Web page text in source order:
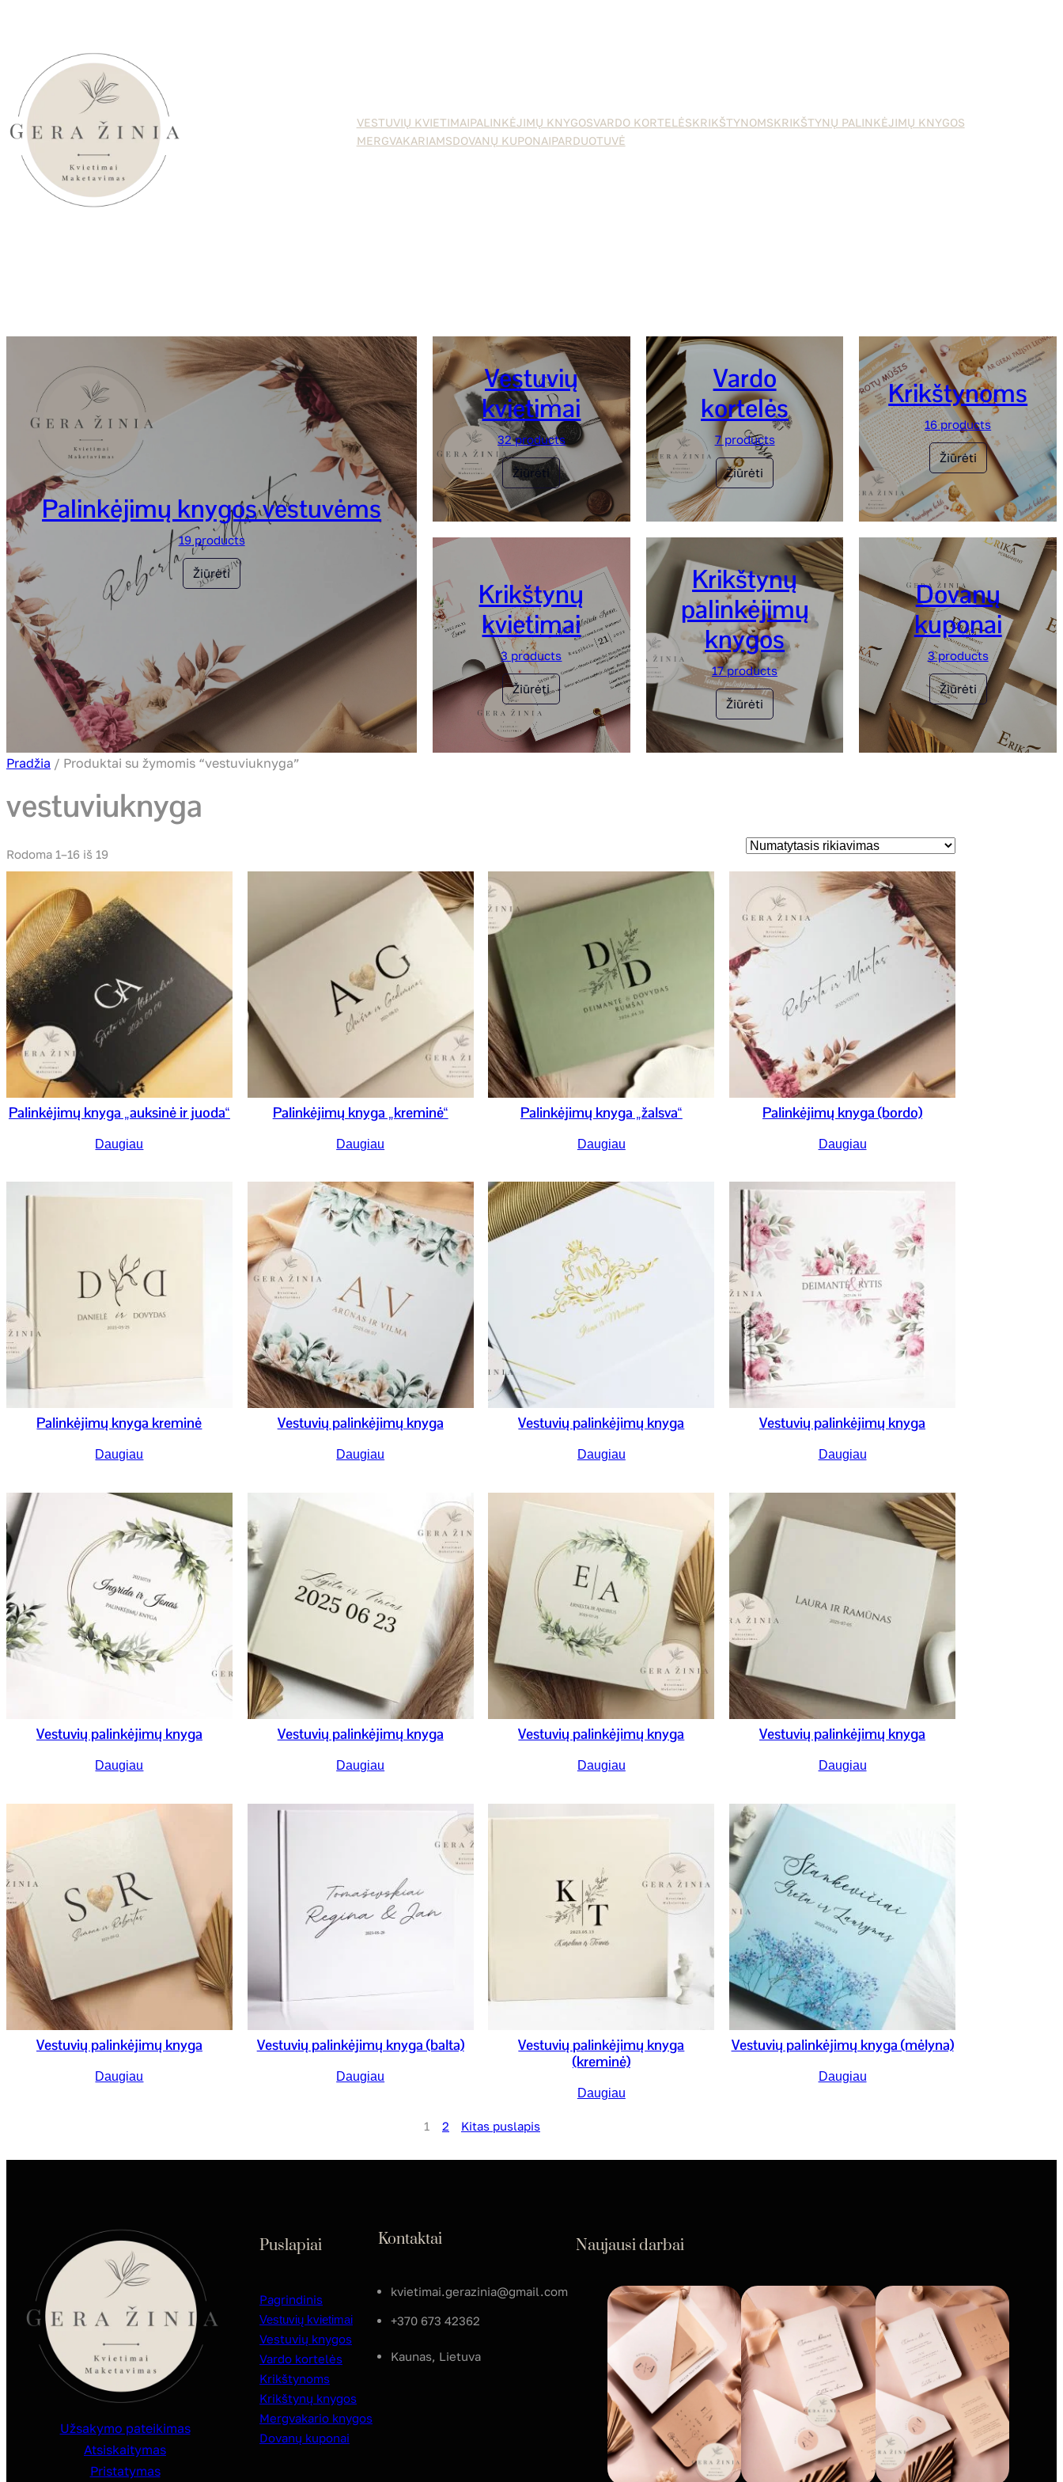
VESTUVIŲ KVIETIMAIPALINKĖJIMŲ KNYGOSVARDO KORTELĖSKRIKŠTYNOMSKRIKŠTYNŲ PALINKĖJIMŲ KNYGOS
MERGVAKARIAMSDOVANŲ KUPONAIPARDUOTUVĖ
Palinkėjimų knygos vestuvėms
19 products
Žiūrėti
Vestuvių
kvietimai
32 products
Žiūrėti
Vardo
kortelės
7 products
Žiūrėti
Krikštynoms
16 products
Žiūrėti
Krikštynų
kvietimai
3 products
Žiūrėti
Krikštynų
palinkėjimų
knygos
17 products
Žiūrėti
Dovanų
kuponai
3 products
Žiūrėti
Pradžia / Produktai su žymomis “vestuviuknyga”
vestuviuknyga
Rodoma 1–16 iš 19
Palinkėjimų knyga „auksinė ir juoda“
Daugiau
Palinkėjimų knyga „kreminė“
Daugiau
Palinkėjimų knyga „žalsva“
Daugiau
Palinkėjimų knyga (bordo)
Daugiau
Palinkėjimų knyga kreminė
Daugiau
Vestuvių palinkėjimų knyga
Daugiau
Vestuvių palinkėjimų knyga
Daugiau
Vestuvių palinkėjimų knyga
Daugiau
Vestuvių palinkėjimų knyga
Daugiau
Vestuvių palinkėjimų knyga
Daugiau
Vestuvių palinkėjimų knyga
Daugiau
Vestuvių palinkėjimų knyga
Daugiau
Vestuvių palinkėjimų knyga
Daugiau
Vestuvių palinkėjimų knyga (balta)
Daugiau
Vestuvių palinkėjimų knyga
(kreminė)
Daugiau
Vestuvių palinkėjimų knyga (mėlyna)
Daugiau
1 2 Kitas puslapis
Užsakymo pateikimas
Atsiskaitymas
Pristatymas
Puslapiai
Pagrindinis
Vestuvių kvietimai
Vestuvių knygos
Vardo kortelės
Krikštynoms
Krikštynų knygos
Mergvakario knygos
Dovanų kuponai
Kontaktai
kvietimai.gerazinia@gmail.com
+370 673 42362
Kaunas, Lietuva
Naujausi darbai